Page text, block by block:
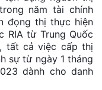
năm tài chính
đọng thị thực hiện
RIA từ Trung Quốc
tất cả việc cấp thị
sự từ ngày 1 tháng
dành cho danh